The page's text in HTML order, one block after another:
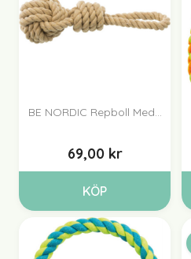
BE NORDIC Repboll Med...
69,00 kr
KÖP